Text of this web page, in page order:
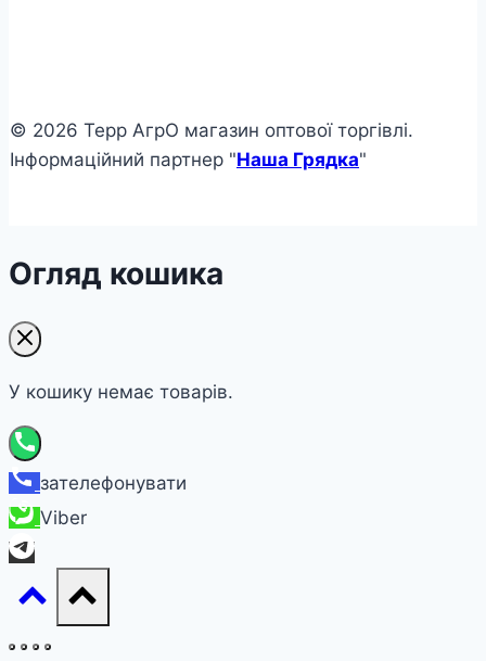
© 2026 Терр АгрО магазин оптової торгівлі.
Інформаційний партнер "Наша Грядка"
Огляд кошика
У кошику немає товарів.
зателефонувати
Viber